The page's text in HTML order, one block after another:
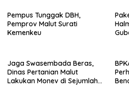
Pempus Tunggak DBH,
Pemprov Malut Surati
Kemenkeu
Jaga Swasembada Beras,
Dinas Pertanian Malut
Lakukan Monev di Sejumlah